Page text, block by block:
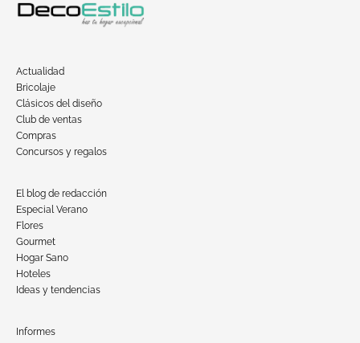
Actualidad
Bricolaje
Clásicos del diseño
Club de ventas
Compras
Concursos y regalos
El blog de redacción
Especial Verano
Flores
Gourmet
Hogar Sano
Hoteles
Ideas y tendencias
Informes